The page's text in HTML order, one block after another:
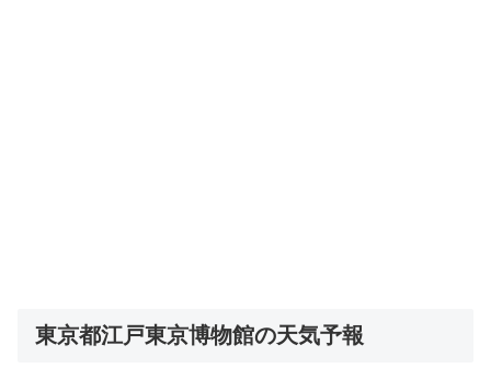
東京都江戸東京博物館の天気予報